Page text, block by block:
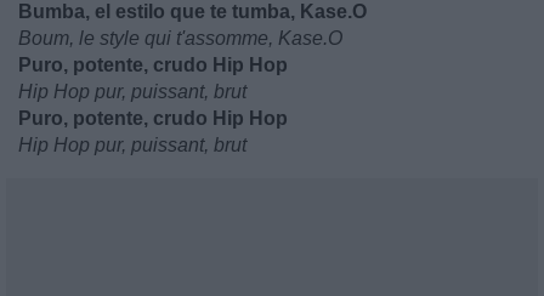
Bumba, el estilo que te tumba, Kase.O
Boum, le style qui t'assomme, Kase.O
Puro, potente, crudo Hip Hop
Hip Hop pur, puissant, brut
Puro, potente, crudo Hip Hop
Hip Hop pur, puissant, brut